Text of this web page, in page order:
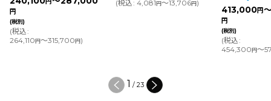
円
(税別)
(税込:
264,110円～315,700円)
(税込: 4,081円～13,706円)
413,000円
円
(税別)
(税込:
454,300円～
1 / 23